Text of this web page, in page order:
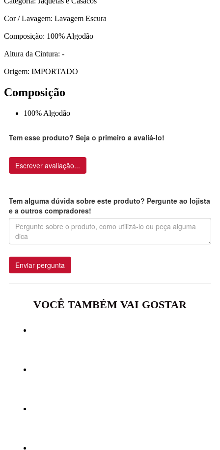
Cor / Lavagem: Lavagem Escura
Composição: 100% Algodão
Altura da Cintura: -
Origem: IMPORTADO
Composição
100% Algodão
Tem esse produto? Seja o primeiro a avaliá-lo!
Escrever avaliação...
Tem alguma dúvida sobre este produto? Pergunte ao lojista
e a outros compradores!
Enviar pergunta
VOCÊ TAMBÉM VAI GOSTAR